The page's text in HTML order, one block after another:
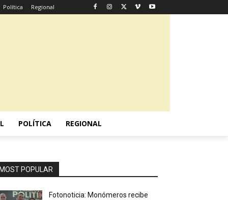
Política Regional
POLÍTICA REGIONAL
MOST POPULAR
Fotonoticia: Monómeros recibe